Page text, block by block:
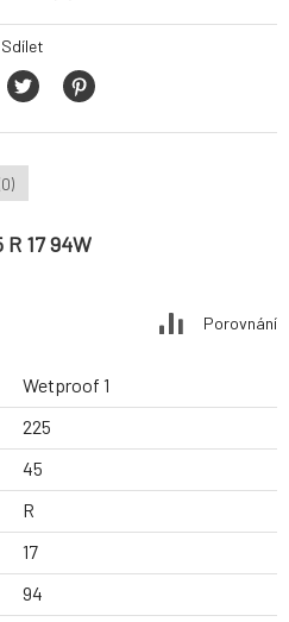
Sdílet
17 94W
Porovnání
Wetproof 1
225
45
R
17
94